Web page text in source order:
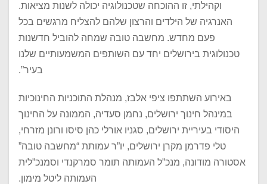
וקהילתי, זו ההוכחה שטכנולוגיה יכולה לשנות מציאות.
האנרגיה של הילדים והרצון שלהם להצליח מרגשים בכל
פעם מחדש. מחשבה טובה שמחה להוביל חדשנות
טכנולוגית בירושלים יחד עם השותפים המשמעותיים שלנו
בעיר”.
באירוע השתתפו ציפי אלבז, מנהלת התוכניות החינוכיות
במינהל חינוך ירושלים, נחמן סעדיה, הממונה על החינוך
היסודי בעיריית ירושלים, סגניו אורלי כהן סיסו ורונן מזרחי,
טלי פדרמן מקרן ירושלים, יו”ר עמותת “מחשבה טובה”
אסטורה מודונה, מנכ”ל העמותה תומר סמרקנדי וסמנכ”לית
העמותה ליטל מימון.